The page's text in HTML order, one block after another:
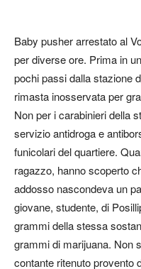
Baby pusher arrestato al
per diverse ore. Prima in
pochi passi dalla stazione
rimasta inosservata per
Non per i carabinieri della
servizio antidroga e
funicolari del quartiere.
ragazzo, hanno scoperto
addosso nascondeva un
giovane, studente, di
grammi della stessa
grammi di marijuana. Non
contante ritenuto provento